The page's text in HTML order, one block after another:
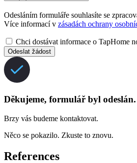
Odesláním formuláře souhlasíte se
Více informací v zásadách ochrany
Chci dostávat informace o TapHome
Odeslat žádost
Děkujeme, formulář byl odeslán.
Brzy vás budeme kontaktovat.
Něco se pokazilo. Zkuste to znovu.
References